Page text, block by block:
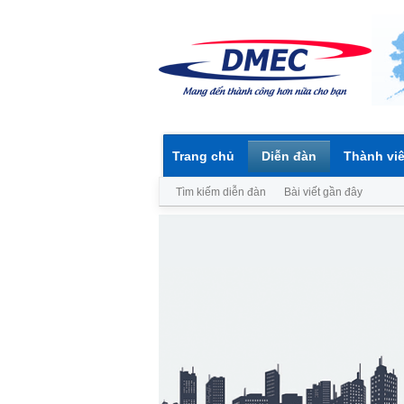
Trang chủ Diễn đàn
Tìm kiếm diễn đàn Bài viết gần đây
Thành